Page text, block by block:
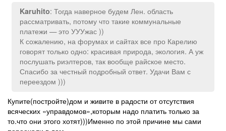
Karuhito: Тогда наверное будем Лен. область
рассматривать, потому что такие коммунальные
платежи — это УУУжас ))
К сожалению, на форумах и сайтах все про Карелию
говорят только одно: красивая природа, экология. А уж
послушать риэлтеров, так вообще райское место.
Спасибо за честный подробный ответ. Удачи Вам с
переездом )))
Купите(постройте)дом и живите в радости от отсутствия
всяческих «управдомов»,которым надо платить только за
то.что они этого хотят)))Именно по этой причине мы сами